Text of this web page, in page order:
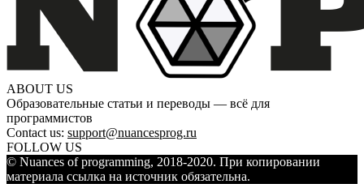
ABOUT US
Образовательные статьи и переводы — всё для
программистов
Contact us: support@nuancesprog.ru
FOLLOW US
© Nuances of programming, 2018-2020. При копировании
материала ссылка на источник обязательна.